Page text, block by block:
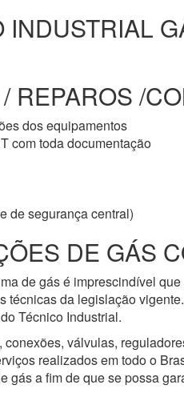
INDUSTRIAL
REPAROS /
dos equipamentos
com toda documentação
de segurança central)
DE GÁS
de gás é imprescindível
técnicas da legislação
Técnico Industrial.
válvulas,
realizados em todo o
a fim de que se possa